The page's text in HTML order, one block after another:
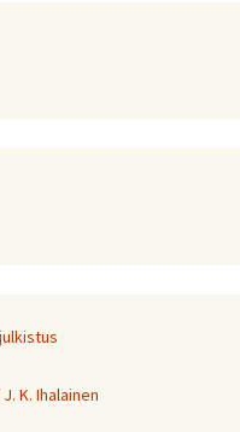
K. Ihalainen